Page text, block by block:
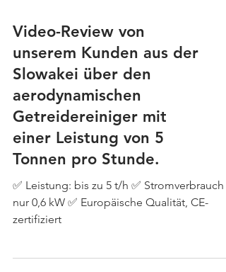
Video-Review von
unserem Kunden aus der
Slowakei über den
aerodynamischen
Getreidereiniger mit
einer Leistung von 5
Tonnen pro Stunde.
✅ Leistung: bis zu 5 t/h ✅ Stromverbrauch
nur 0,6 kW ✅ Europäische Qualität, CE-
zertifiziert